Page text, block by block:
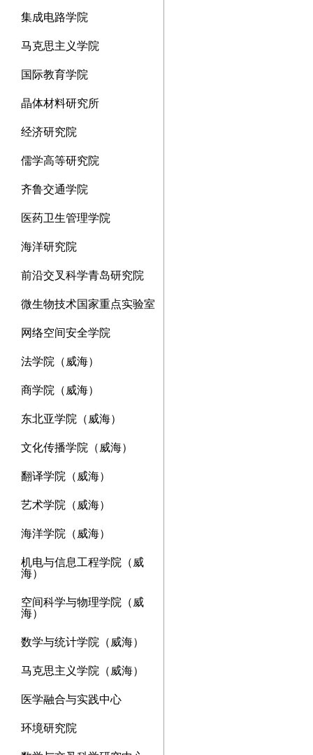
集成电路学院
马克思主义学院
国际教育学院
晶体材料研究所
经济研究院
儒学高等研究院
齐鲁交通学院
医药卫生管理学院
海洋研究院
前沿交叉科学青岛研究院
微生物技术国家重点实验室
网络空间安全学院
法学院（威海）
商学院（威海）
东北亚学院（威海）
文化传播学院（威海）
翻译学院（威海）
艺术学院（威海）
海洋学院（威海）
机电与信息工程学院（威
海）
空间科学与物理学院（威
海）
数学与统计学院（威海）
马克思主义学院（威海）
医学融合与实践中心
环境研究院